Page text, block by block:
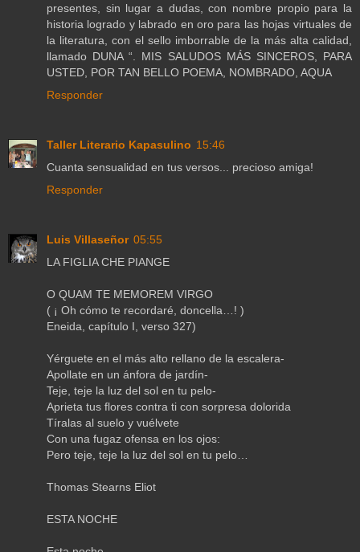
presentes, sin lugar a dudas, con nombre propio para la
historia logrado y labrado en oro para las hojas virtuales de
la literatura, con el sello imborrable de la más alta calidad,
llamado DUNA “. MIS SALUDOS MÁS SINCEROS, PARA
USTED, POR TAN BELLO POEMA, NOMBRADO, AQUA
Responder
Taller Literario Kapasulino 15:46
Cuanta sensualidad en tus versos... precioso amiga!
Responder
Luis Villaseñor 05:55
LA FIGLIA CHE PIANGE
O QUAM TE MEMOREM VIRGO
( ¡ Oh cómo te recordaré, doncella…! )
Eneida, capítulo I, verso 327)
Yérguete en el más alto rellano de la escalera-
Apollate en un ánfora de jardín-
Teje, teje la luz del sol en tu pelo-
Aprieta tus flores contra ti con sorpresa dolorida
Tíralas al suelo y vuélvete
Con una fugaz ofensa en los ojos:
Pero teje, teje la luz del sol en tu pelo…
Thomas Stearns Eliot
ESTA NOCHE